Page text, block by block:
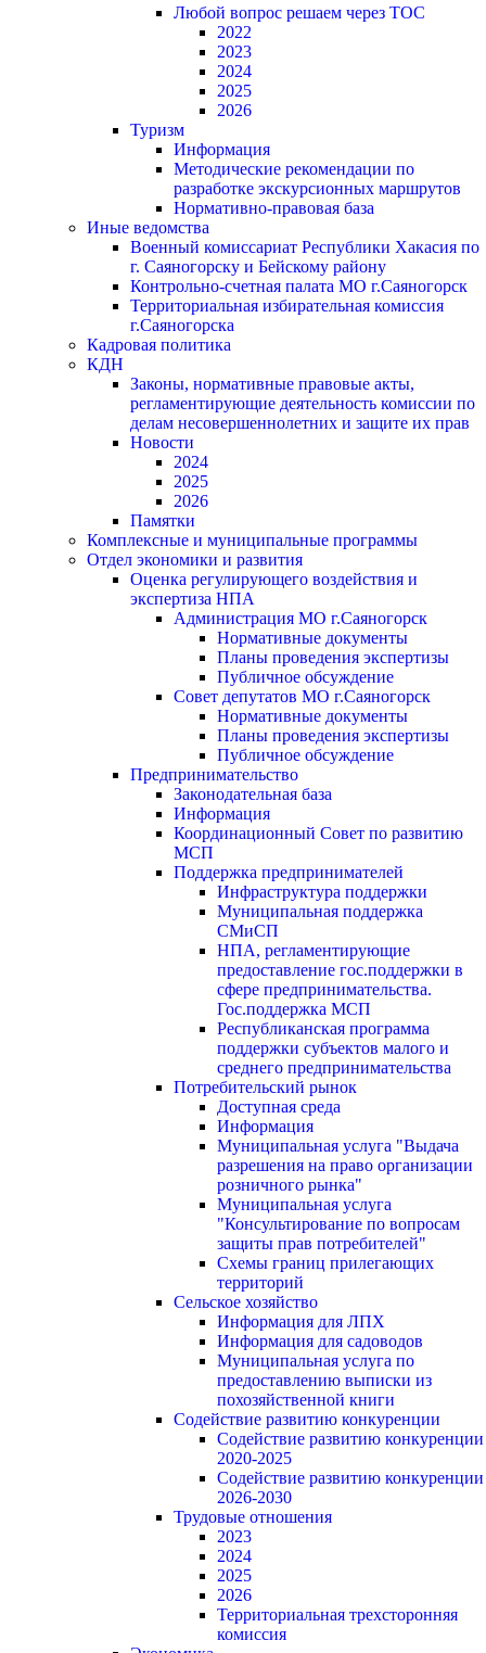
Любой вопрос решаем через ТОС
2022
2023
2024
2025
2026
Туризм
Информация
Методические рекомендации по
разработке экскурсионных маршрутов
Нормативно-правовая база
Иные ведомства
Военный комиссариат Республики Хакасия по
г. Саяногорску и Бейскому району
Контрольно-счетная палата МО г.Саяногорск
Территориальная избирательная комиссия
г.Саяногорска
Кадровая политика
КДН
Законы, нормативные правовые акты,
регламентирующие деятельность комиссии по
делам несовершеннолетних и защите их прав
Новости
2024
2025
2026
Памятки
Комплексные и муниципальные программы
Отдел экономики и развития
Оценка регулирующего воздействия и
экспертиза НПА
Администрация МО г.Саяногорск
Нормативные документы
Планы проведения экспертизы
Публичное обсуждение
Совет депутатов МО г.Саяногорск
Нормативные документы
Планы проведения экспертизы
Публичное обсуждение
Предпринимательство
Законодательная база
Информация
Координационный Совет по развитию
МСП
Поддержка предпринимателей
Инфраструктура поддержки
Муниципальная поддержка
СМиСП
НПА, регламентирующие
предоставление гос.поддержки в
сфере предпринимательства.
Гос.поддержка МСП
Республиканская программа
поддержки субъектов малого и
среднего предпринимательства
Потребительский рынок
Доступная среда
Информация
Муниципальная услуга "Выдача
разрешения на право организации
розничного рынка"
Муниципальная услуга
"Консультирование по вопросам
защиты прав потребителей"
Схемы границ прилегающих
территорий
Сельское хозяйство
Информация для ЛПХ
Информация для садоводов
Муниципальная услуга по
предоставлению выписки из
похозяйственной книги
Содействие развитию конкуренции
Содействие развитию конкуренции
2020-2025
Содействие развитию конкуренции
2026-2030
Трудовые отношения
2023
2024
2025
2026
Территориальная трехсторонняя
комиссия